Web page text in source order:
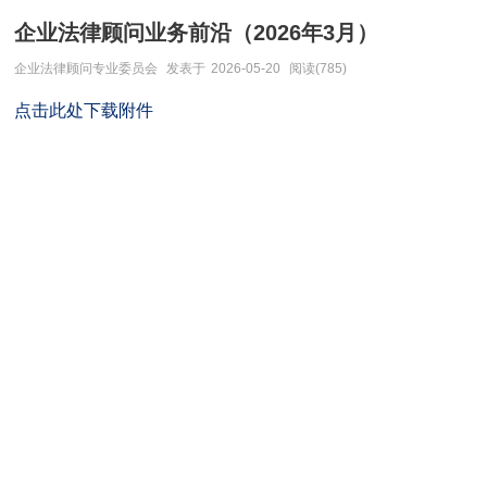
企业法律顾问业务前沿（2026年3月）
企业法律顾问专业委员会 发表于 2026-05-20 阅读(785)
点击此处下载附件